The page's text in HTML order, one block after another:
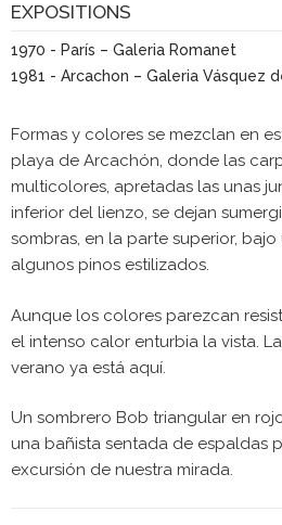
EXPOSITIONS
1970 - París – Galeria Romanet
1981 - Arcachon – Galeria Vásquez
Formas y colores se mezclan en
playa de Arcachón, donde las
multicolores, apretadas las unas
inferior del lienzo, se dejan
sombras, en la parte superior,
algunos pinos estilizados.
Aunque los colores parezcan
el intenso calor enturbia la vista.
verano ya está aquí.
Un sombrero Bob triangular en
una bañista sentada de espaldas
excursión de nuestra mirada.